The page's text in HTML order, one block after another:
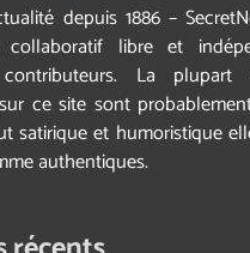
depuis 1886 –
collaboratif libre et
La plupart
ce site sont
satirique et humoristique
authentiques.